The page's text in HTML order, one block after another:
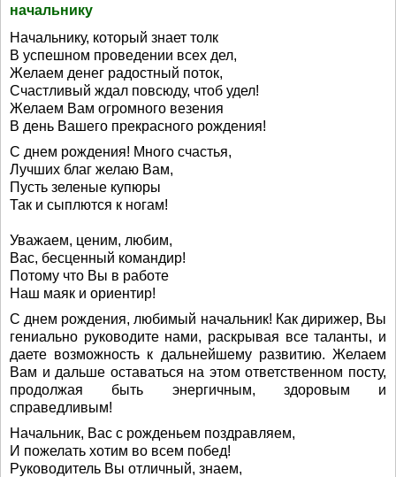
начальнику
Начальнику, который знает толк
В успешном проведении всех дел,
Желаем денег радостный поток,
Счастливый ждал повсюду, чтоб удел!
Желаем Вам огромного везения
В день Вашего прекрасного рождения!
С днем рождения! Много счастья,
Лучших благ желаю Вам,
Пусть зеленые купюры
Так и сыплются к ногам!
Уважаем, ценим, любим,
Вас, бесценный командир!
Потому что Вы в работе
Наш маяк и ориентир!
С днем рождения, любимый начальник! Как дирижер, Вы
гениально руководите нами, раскрывая все таланты, и
даете возможность к дальнейшему развитию. Желаем
Вам и дальше оставаться на этом ответственном посту,
продолжая быть энергичным, здоровым и
справедливым!
Начальник, Вас с рожденьем поздравляем,
И пожелать хотим во всем побед!
Руководитель Вы отличный, знаем,